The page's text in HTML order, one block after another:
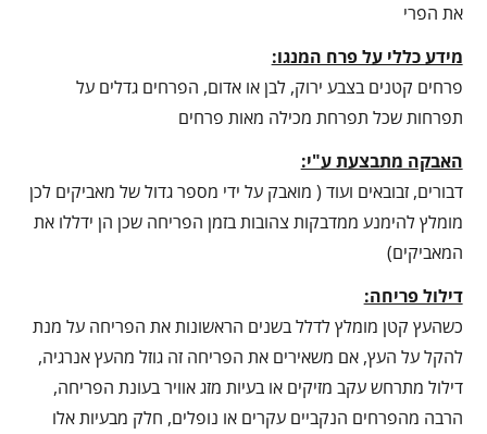
את הפרי
מידע כללי על פרח המנגו:
פרחים קטנים בצבע ירוק, לבן או אדום, הפרחים גדלים על
תפרחות שכל תפרחת מכילה מאות פרחים
האבקה מתבצעת ע"י:
דבורים, זבובאים ועוד ( מואבק על ידי מספר גדול של מאביקים לכן
מומלץ להימנע ממדבקות צהובות בזמן הפריחה שכן הן ידללו את
המאביקים)
דילול פריחה:
כשהעץ קטן מומלץ לדלל בשנים הראשונות את הפריחה על מנת
להקל על העץ, אם משאירים את הפריחה זה גוזל מהעץ אנרגיה,
דילול מתרחש עקב מזיקים או בעיות מזג אוויר בעונת הפריחה,
הרבה מהפרחים הנקביים עקרים או נופלים, חלק מבעיות אלו